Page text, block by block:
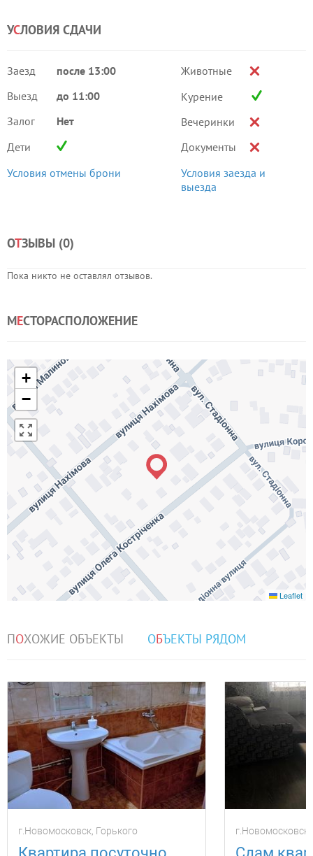
УСЛОВИЯ СДАЧИ
Заезд
после 13:00
Выезд
до 11:00
Залог
Нет
Дети
Условия отмены брони
Животные
Курение
Вечеринки
Документы
Условия заезда и
выезда
ОТЗЫВЫ (0)
Пока никто не оставлял отзывов.
МЕСТОРАСПОЛОЖЕНИЕ
+
−
Leaflet
ПОХОЖИЕ ОБЪЕКТЫ ОБЪЕКТЫ РЯДОМ
г.Новомосковск, Горького